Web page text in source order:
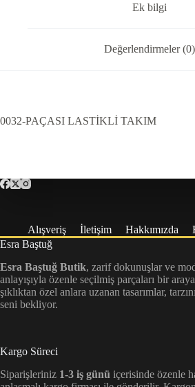
Ek bilgi
Değerlendirmeler (0)
0032-PAÇASI LASTİKLİ TAKIM
Alışveriş İletişim Hakkımızda
Esra Baştuğ
Esra Baştuğ Butik, zarif dokunuşlar ve
anlayışıyla özenle seçilmiş parçaları bir
şıklıktan özel anlara uzanan tasarımlar,
seni bekliyor.
Kargo Süreci
Siparişleriniz 1-3 iş günü içerisinde özenle